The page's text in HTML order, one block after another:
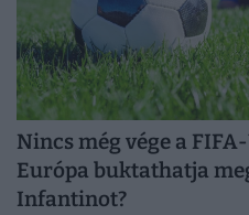
Nincs még vége a
Európa buktathatja
Infantinot?